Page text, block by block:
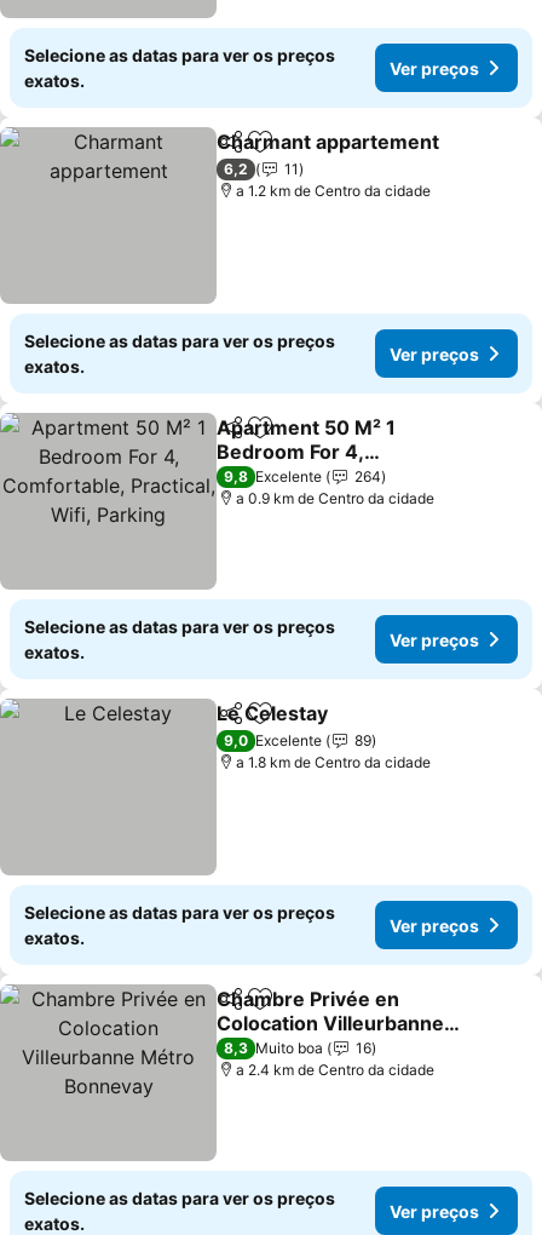
Selecione as datas para ver os preços
exatos.
Ver preços
PartilharAdicionar aos favoritos
Charmant appartement
6,2
11
a 1.2 km de Centro da cidade
Selecione as datas para ver os preços
exatos.
Ver preços
PartilharAdicionar aos favoritos
Apartment 50 M² 1
Bedroom For 4,
Comfortable, Practical,
Wifi, Parking
9,8 Excelente
264
a 0.9 km de Centro da cidade
Selecione as datas para ver os preços
exatos.
Ver preços
PartilharAdicionar aos favoritos
Le Celestay
9,0 Excelente
89
a 1.8 km de Centro da cidade
Selecione as datas para ver os preços
exatos.
Ver preços
PartilharAdicionar aos favoritos
Chambre Privée en
Colocation Villeurbanne
Métro Bonnevay
8,3 Muito boa
16
a 2.4 km de Centro da cidade
Selecione as datas para ver os preços
exatos.
Ver preços